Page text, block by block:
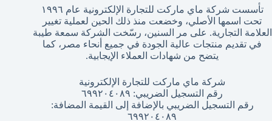
تأسست شركة ماي ماركت للتجارة الإلكترونية عام ١٩٩٦
تحت اسمها الأصلي، وخضعت منذ ذلك الحين لعملية تغيير
العلامة التجارية. على مر السنين، رسّخت الشركة سمعة طيبة
في تقديم منتجات عالية الجودة في جميع أنحاء مصر، كما
يتضح من شهادات العملاء الإيجابية.
شركة ماي ماركت للتجارة الإلكترونية
رقم التسجيل الضريبي: ٦٩٩٢٠٤٠٨٩
رقم التسجيل الضريبي بالإضافة إلى القيمة المضافة:
٦٩٩٢٠٤٠٨٩